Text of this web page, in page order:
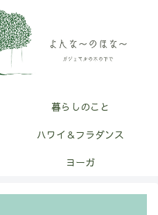
暮らしのこと
ハワイ＆フラダンス
ヨーガ